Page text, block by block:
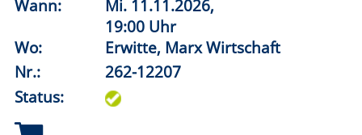
Anröchter-Stein-Museum
15.11.2026,
15:00 Uhr
Wo:
Anröchte, Steinmuseum
Nr.:
262-12215